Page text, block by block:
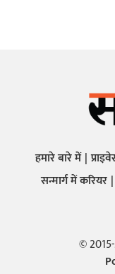
हमारे बारे में
सन्मार्ग में करियर
©